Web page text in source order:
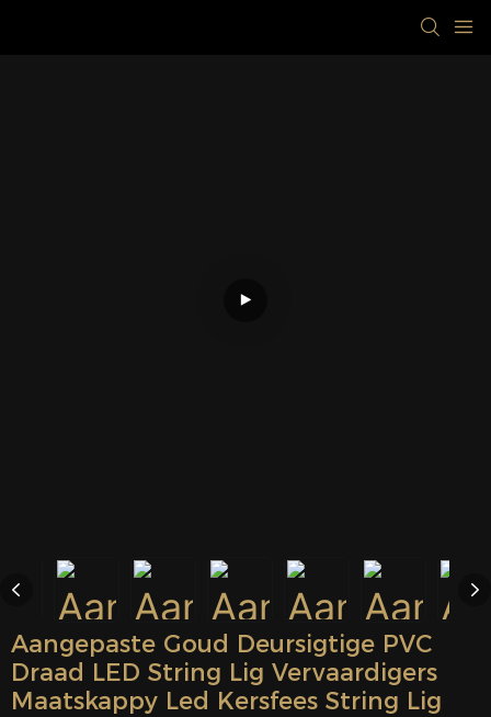
Aangepaste Goud Deursigtige PVC
Draad LED String Lig Vervaardigers
Maatskappy Led Kersfees String Lig